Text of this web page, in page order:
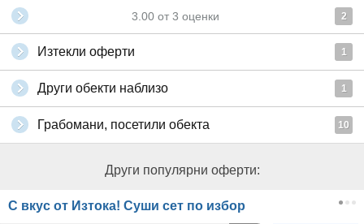
3.00 от 3 оценки 2
Изтекли оферти 1
Други обекти наблизо 1
Грабомани, посетили обекта 10
Други популярни оферти:
С вкус от Изтока! Суши сет по избор